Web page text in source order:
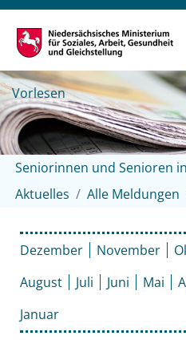
Vorlesen
Seniorinnen und Senioren
Aktuelles
Alle Meldungen
Dezember November
August
Juli Juni Mai
Januar